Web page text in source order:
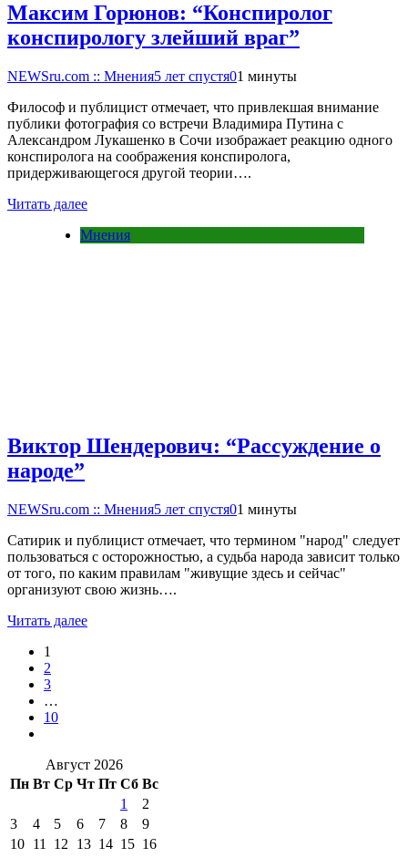
Максим Горюнов: “Конспиролог
конспирологу злейший враг”
NEWSru.com :: Мнения5 лет спустя01 минуты
Философ и публицист отмечает, что привлекшая внимание
публики фотография со встречи Владимира Путина с
Александром Лукашенко в Сочи изображает реакцию одного
конспиролога на соображения конспиролога,
придерживающегося другой теории….
Читать далее
Мнения
Виктор Шендерович: “Рассуждение о
народе”
NEWSru.com :: Мнения5 лет спустя01 минуты
Сатирик и публицист отмечает, что термином "народ" следует
пользоваться с осторожностью, а судьба народа зависит только
от того, по каким правилам "живущие здесь и сейчас"
организуют свою жизнь….
Читать далее
1
2
3
…
10
Август 2026
Пн Вт Ср Чт Пт Сб Вс
1
2
3
4 5 6 7 8
9
10 11 12 13 14 15 16